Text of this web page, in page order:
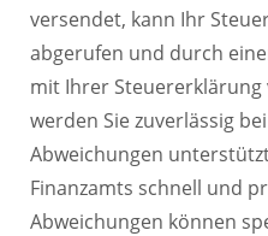
versendet, kann Ihr
abgerufen und durch
mit Ihrer Steuererklärung
werden Sie zuverlässig
Abweichungen
Finanzamts schnell und
Abweichungen können